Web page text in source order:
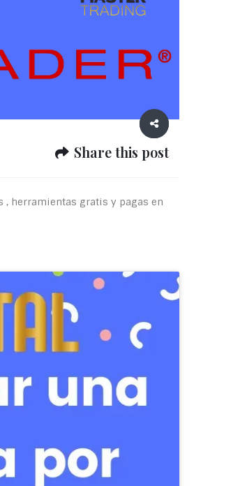
Share this post
, herramientas gratis y pagas en